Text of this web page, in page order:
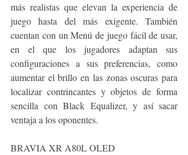
más realistas que elevan la experiencia de
juego hasta del más exigente. También
cuentan con un Menú de juego fácil de usar,
en el que los jugadores adaptan sus
configuraciones a sus preferencias, como
aumentar el brillo en las zonas oscuras para
localizar contrincantes y objetos de forma
sencilla con Black Equalizer, y así sacar
ventaja a los oponentes.
BRAVIA XR A80L OLED